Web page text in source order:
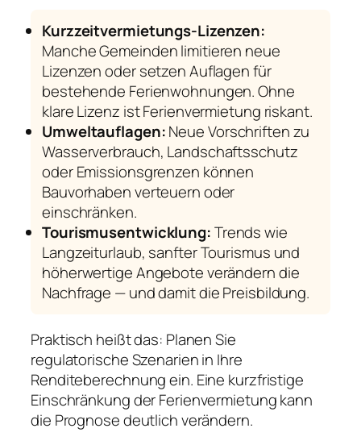
Kurzzeitvermietungs-Lizenzen:
Manche Gemeinden limitieren neue
Lizenzen oder setzen Auflagen für
bestehende Ferienwohnungen. Ohne
klare Lizenz ist Ferienvermietung riskant.
Umweltauflagen:Neue Vorschriften zu
Wasserverbrauch, Landschaftsschutz
oder Emissionsgrenzen können
Bauvorhaben verteuern oder
einschränken.
Tourismusentwicklung:Trends wie
Langzeiturlaub, sanfter Tourismus und
höherwertige Angebote verändern die
Nachfrage — und damit die Preisbildung.
Praktisch heißt das: Planen Sie
regulatorische Szenarien in Ihre
Renditeberechnung ein. Eine kurzfristige
Einschränkung der Ferienvermietung kann
die Prognose deutlich verändern.